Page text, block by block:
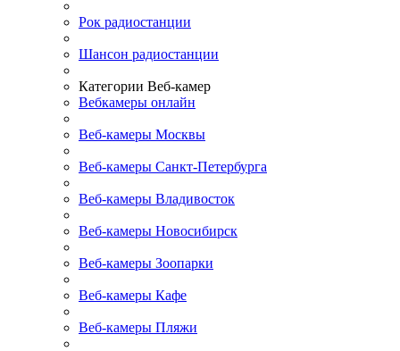
Рок радиостанции
Шансон радиостанции
Категории Веб-камер
Вебкамеры онлайн
Веб-камеры Москвы
Веб-камеры Санкт-Петербурга
Веб-камеры Владивосток
Веб-камеры Новосибирск
Веб-камеры Зоопарки
Веб-камеры Кафе
Веб-камеры Пляжи